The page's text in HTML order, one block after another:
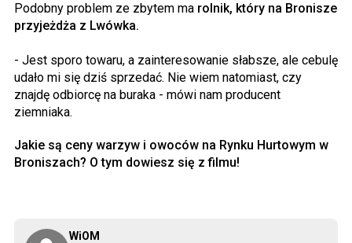
WiOM
Podobny problem ze zbytem ma rolnik, który na Bronisze
przyjeżdża z Lwówka.
- Jest sporo towaru, a zainteresowanie słabsze, ale cebulę
udało mi się dziś sprzedać. Nie wiem natomiast, czy
znajdę odbiorcę na buraka - mówi nam producent
ziemniaka.
Jakie są ceny warzyw i owoców na Rynku Hurtowym w
Broniszach? O tym dowiesz się z filmu!